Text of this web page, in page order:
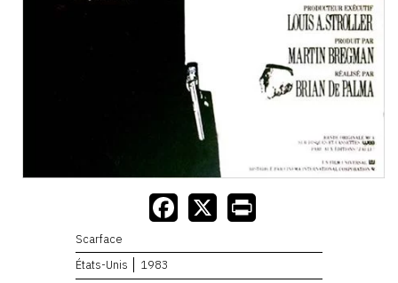
Scarface
États-Unis
1983